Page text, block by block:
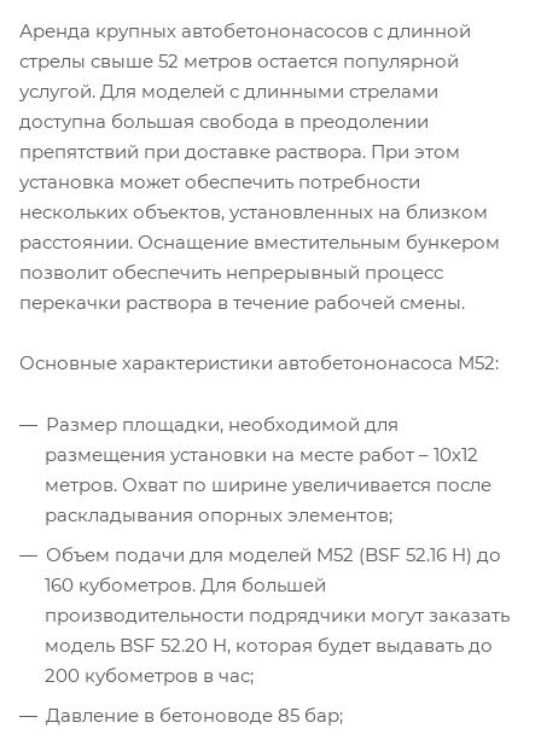
Аренда крупных автобетононасосов с длинной
стрелы свыше 52 метров остается популярной
услугой. Для моделей с длинными стрелами
доступна большая свобода в преодолении
препятствий при доставке раствора. При этом
установка может обеспечить потребности
нескольких объектов, установленных на близком
расстоянии. Оснащение вместительным бункером
позволит обеспечить непрерывный процесс
перекачки раствора в течение рабочей смены.
Основные характеристики автобетононасоса М52:
Размер площадки, необходимой для
размещения установки на месте работ – 10х12
метров. Охват по ширине увеличивается после
раскладывания опорных элементов;
Объем подачи для моделей M52 (BSF 52.16 H) до
160 кубометров. Для большей
производительности подрядчики могут заказать
модель BSF 52.20 H, которая будет выдавать до
200 кубометров в час;
Давление в бетоноводе 85 бар;